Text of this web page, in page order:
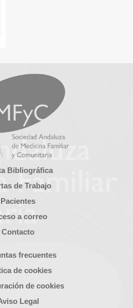
Bibliográfica
de Trabajo
Pacientes
a correo
Contacto
frecuentes
de cookies
de cookies
Legal